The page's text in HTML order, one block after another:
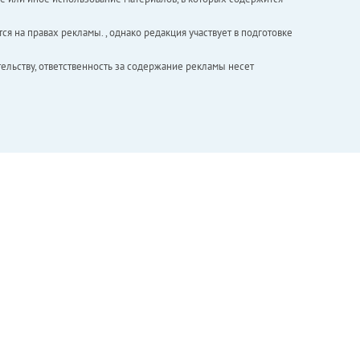
правах рекламы. , однако редакция участвует в подготовке
ответственность за содержание рекламы несет